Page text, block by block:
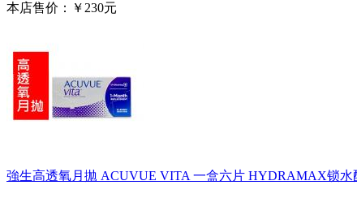
本店售价：￥230元
強生高透氧月拋 ACUVUE VITA 一盒六片 HYDRAMAX锁水